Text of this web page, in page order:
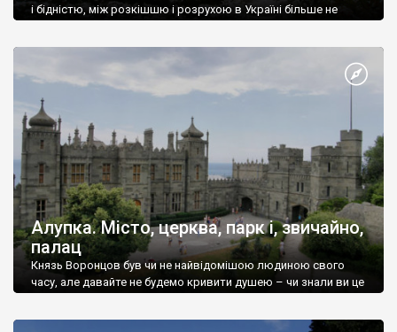
і бідністю, між розкішшю і розрухою в Україні більше не
Алупка. Місто, церква, парк і, звичайно,
палац
Князь Воронцов був чи не найвідомішою людиною свого
часу, але давайте не будемо кривити душею – чи знали ви це